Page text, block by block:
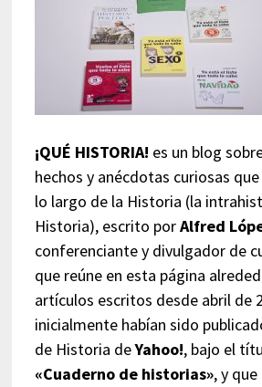
¡QUÉ HISTORIA! es un blog
hechos y anécdotas curiosas
lo largo de la Historia (la
Historia), escrito porAlfred
conferenciante y divulgador de
que reúne en esta página
artículos escritos desde abril de
inicialmente habían sido
de Historia deYahoo!, bajo el
«Cuaderno de historias», y